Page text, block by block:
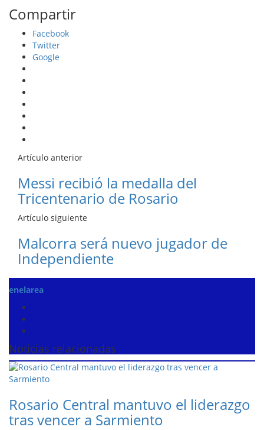
Compartir
Facebook
Twitter
Google
Artículo anterior
Messi recibió la medalla del
Tricentenario de Rosario
Artículo siguiente
Malcorra será nuevo jugador de
Independiente
enelarea
Noticias relacionadas
Rosario Central mantuvo el liderazgo
tras vencer a Sarmiento